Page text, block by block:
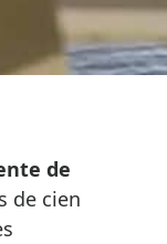
de
de cien